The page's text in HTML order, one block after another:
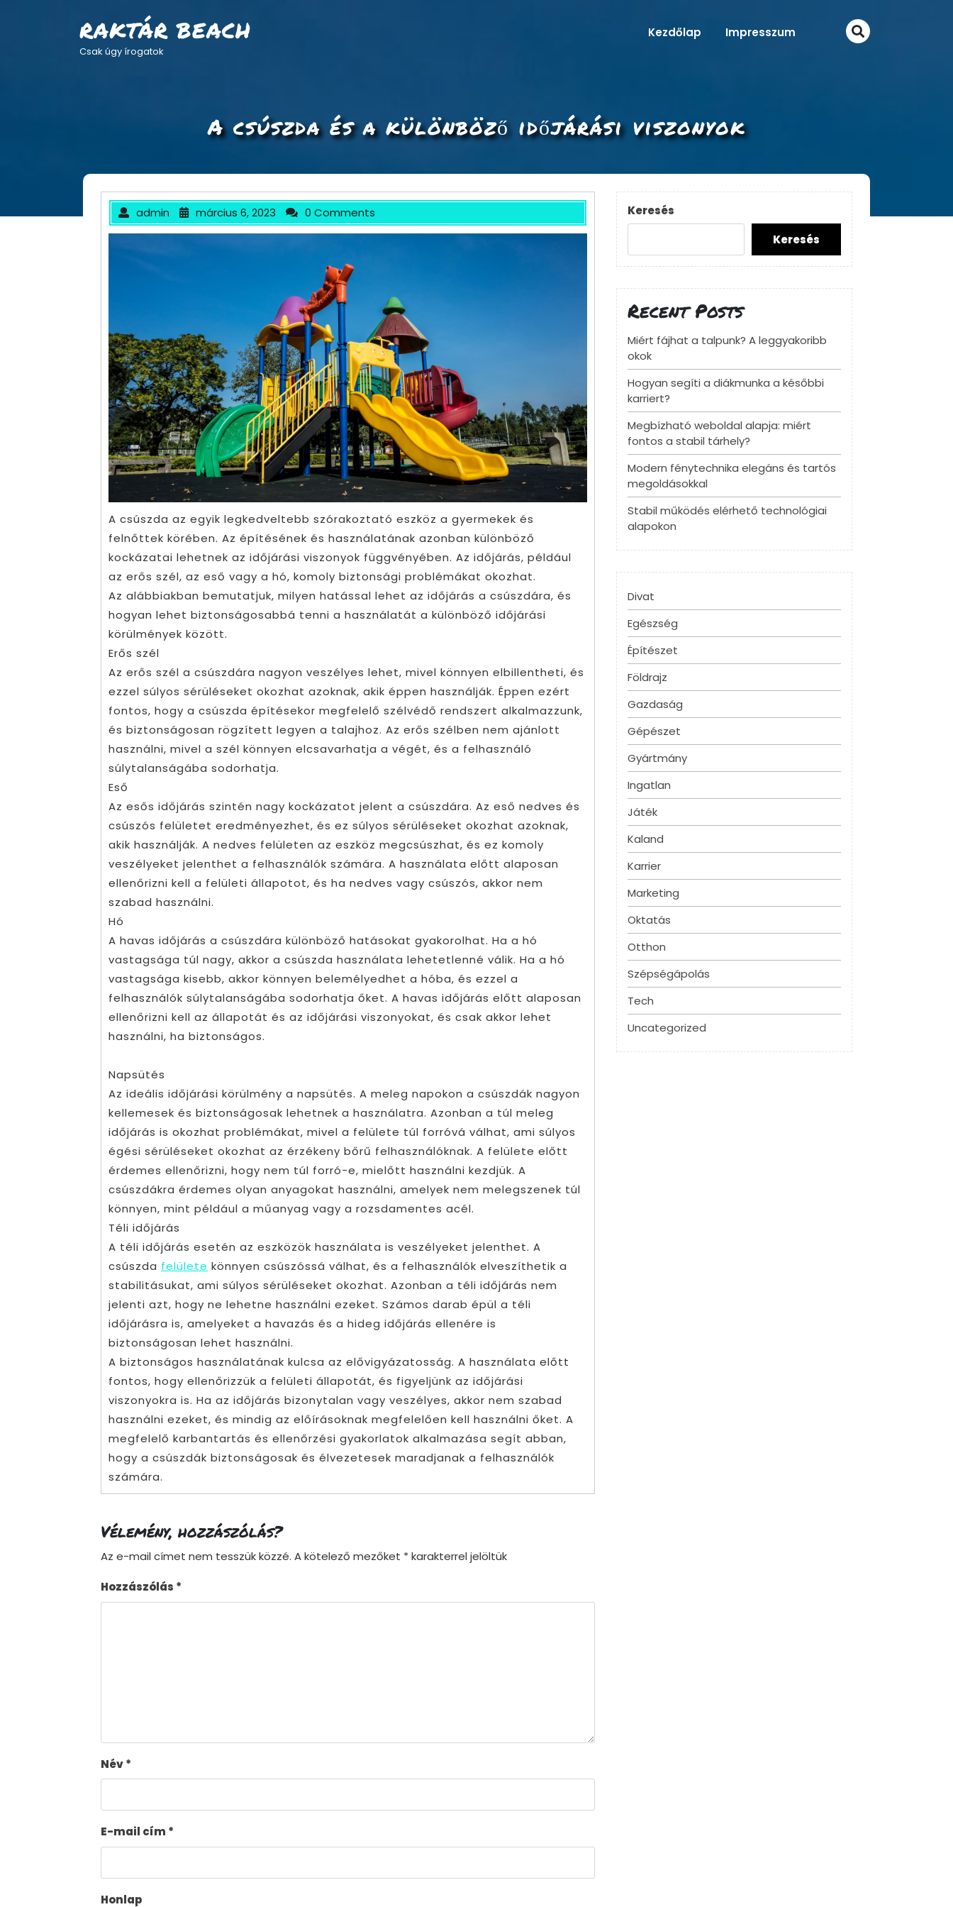
RAKTÁR BEACH
Csak úgy írogatok
Kezdőlap Impresszum
A csúszda és a különböző időjárási viszonyok
admin március 6, 2023 0 Comments
A csúszda az egyik legkedveltebb szórakoztató eszköz a gyermekek és
felnőttek körében. Az építésének és használatának azonban különböző
kockázatai lehetnek az időjárási viszonyok függvényében. Az időjárás, például
az erős szél, az eső vagy a hó, komoly biztonsági problémákat okozhat.
Az alábbiakban bemutatjuk, milyen hatással lehet az időjárás a csúszdára, és
hogyan lehet biztonságosabbá tenni a használatát a különböző időjárási
körülmények között.
Erős szél
Az erős szél a csúszdára nagyon veszélyes lehet, mivel könnyen elbillentheti, és
ezzel súlyos sérüléseket okozhat azoknak, akik éppen használják. Éppen ezért
fontos, hogy a csúszda építésekor megfelelő szélvédő rendszert alkalmazzunk,
és biztonságosan rögzített legyen a talajhoz. Az erős szélben nem ajánlott
használni, mivel a szél könnyen elcsavarhatja a végét, és a felhasználó
súlytalanságába sodorhatja.
Eső
Az esős időjárás szintén nagy kockázatot jelent a csúszdára. Az eső nedves és
csúszós felületet eredményezhet, és ez súlyos sérüléseket okozhat azoknak,
akik használják. A nedves felületen az eszköz megcsúszhat, és ez komoly
veszélyeket jelenthet a felhasználók számára. A használata előtt alaposan
ellenőrizni kell a felületi állapotot, és ha nedves vagy csúszós, akkor nem
szabad használni.
Hó
A havas időjárás a csúszdára különböző hatásokat gyakorolhat. Ha a hó
vastagsága túl nagy, akkor a csúszda használata lehetetlenné válik. Ha a hó
vastagsága kisebb, akkor könnyen belemélyedhet a hóba, és ezzel a
felhasználók súlytalanságába sodorhatja őket. A havas időjárás előtt alaposan
ellenőrizni kell az állapotát és az időjárási viszonyokat, és csak akkor lehet
használni, ha biztonságos.
Napsütés
Az ideális időjárási körülmény a napsütés. A meleg napokon a csúszdák nagyon
kellemesek és biztonságosak lehetnek a használatra. Azonban a túl meleg
időjárás is okozhat problémákat, mivel a felülete túl forróvá válhat, ami súlyos
égési sérüléseket okozhat az érzékeny bőrű felhasználóknak. A felülete előtt
érdemes ellenőrizni, hogy nem túl forró-e, mielőtt használni kezdjük. A
csúszdákra érdemes olyan anyagokat használni, amelyek nem melegszenek túl
könnyen, mint például a műanyag vagy a rozsdamentes acél.
Téli időjárás
A téli időjárás esetén az eszközök használata is veszélyeket jelenthet. A
csúszda felülete könnyen csúszóssá válhat, és a felhasználók elveszíthetik a
stabilitásukat, ami súlyos sérüléseket okozhat. Azonban a téli időjárás nem
jelenti azt, hogy ne lehetne használni ezeket. Számos darab épül a téli
időjárásra is, amelyeket a havazás és a hideg időjárás ellenére is
biztonságosan lehet használni.
A biztonságos használatának kulcsa az elővigyázatosság. A használata előtt
fontos, hogy ellenőrizzük a felületi állapotát, és figyeljünk az időjárási
viszonyokra is. Ha az időjárás bizonytalan vagy veszélyes, akkor nem szabad
használni ezeket, és mindig az előírásoknak megfelelően kell használni őket. A
megfelelő karbantartás és ellenőrzési gyakorlatok alkalmazása segít abban,
hogy a csúszdák biztonságosak és élvezetesek maradjanak a felhasználók
számára.
Vélemény, hozzászólás?
Az e-mail címet nem tesszük közzé. A kötelező mezőket *karakterrel jelöltük
Hozzászólás *
Név*
E-mail cím *
Honlap
Keresés
Keresés
Recent Posts
Miért fájhat a talpunk? A leggyakoribb
okok
Hogyan segíti a diákmunka a későbbi
karriert?
Megbízható weboldal alapja: miért
fontos a stabil tárhely?
Modern fénytechnika elegáns és tartós
megoldásokkal
Stabil működés elérhető technológiai
alapokon
Divat
Egészség
Építészet
Földrajz
Gazdaság
Gépészet
Gyártmány
Ingatlan
Játék
Kaland
Karrier
Marketing
Oktatás
Otthon
Szépségápolás
Tech
Uncategorized